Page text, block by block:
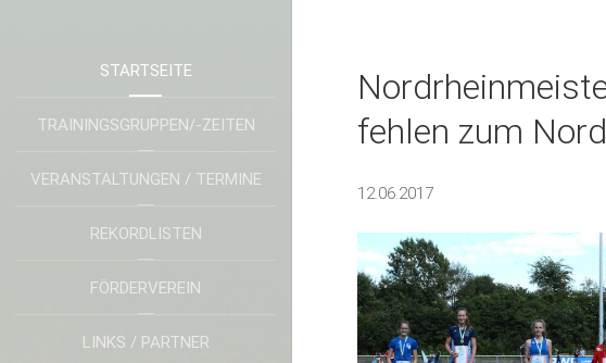
STARTSEITE
TRAININGSGRUPPEN/-ZEITEN
VERANSTALTUNGEN / TERMINE
REKORDLISTEN
FÖRDERVEREIN
LINKS / PARTNER
fehlen zum
12.06.2017